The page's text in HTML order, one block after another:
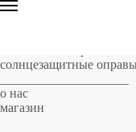
солнцезащитные оправы
о нас
магазин